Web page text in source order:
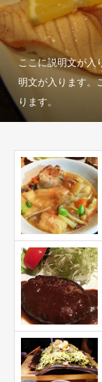
ここに説明文が入
明文が入ります。
ります。